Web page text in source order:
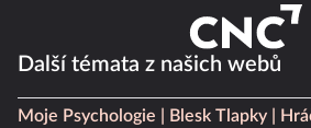
Další témata z našich webů
Moje Psychologie Blesk Tlapky